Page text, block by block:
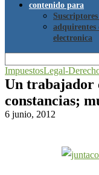
contenido para
electronica
ImpuestosLegal-
Un trabajador
constancias;
6 junio, 2012